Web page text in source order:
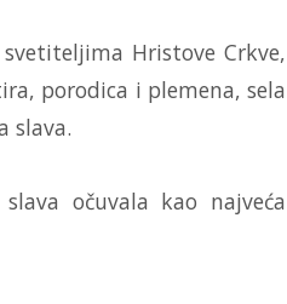
Hristove Crkve,
porodica i plemena, sela
slava.
očuvala kao najveća